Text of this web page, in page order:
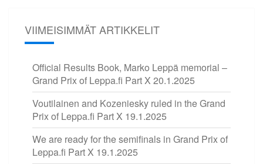
VIIMEISIMMÄT ARTIKKELIT
Official Results Book, Marko Leppä memorial –
Grand Prix of Leppa.fi Part X 20.1.2025
Voutilainen and Kozeniesky ruled in the Grand
Prix of Leppa.fi Part X 19.1.2025
We are ready for the semifinals in Grand Prix of
Leppa.fi Part X 19.1.2025